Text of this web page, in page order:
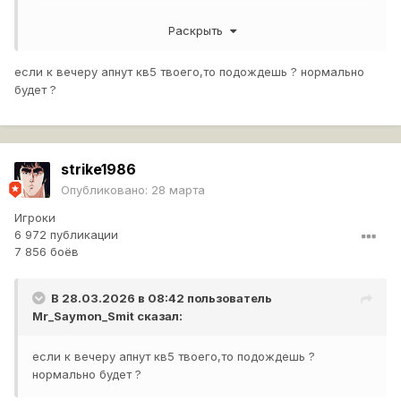
частности горыныч, которого нет
можно попробовать крысова - но это нет. очень редко
8ки с 10ками играют. но может выкупить су-100 кому и
пытаться попасть в бой к 8ркам. надо 2 убить 2 танка на
Раскрыть
если к вечеру апнут кв5 твоего,то подождешь ? нормально
будет ?
strike1986
Опубликовано: 28 марта
Игроки
6 972 публикации
7 856 боёв
В 28.03.2026 в 08:42 пользователь
Mr_Saymon_Smit сказал:
если к вечеру апнут кв5 твоего,то подождешь ?
нормально будет ?